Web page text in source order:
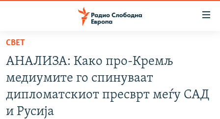
Оди
содржината
Оди
главната
навигација
ВИЗУЕЛНО
ВЕСТИ
СВЕТ
АНАЛИЗА: Како про-Кремљ
медиумите го спинуваат
дипломатскиот пресврт меѓу САД
и Русија